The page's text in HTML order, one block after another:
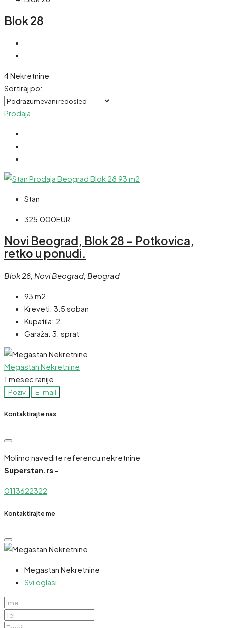
Blok 28
4 Nekretnine
Sortiraj po:
Prodaja
Stan
325,000EUR
Novi Beograd, Blok 28 – Potkovica,
retko u ponudi.
Blok 28, Novi Beograd, Beograd
93 m2
Kreveti: 3.5 soban
Kupatila: 2
Garaža: 3. sprat
Megastan Nekretnine
1 mesec ranije
Poziv E-mail
Kontaktirajte nas
Molimo navedite referencu nekretnine
Superstan.rs -
0113622322
Kontaktirajte me
Megastan Nekretnine
Svi oglasi